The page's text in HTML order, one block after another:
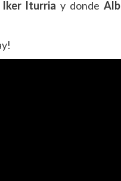
Iker Iturria y donde